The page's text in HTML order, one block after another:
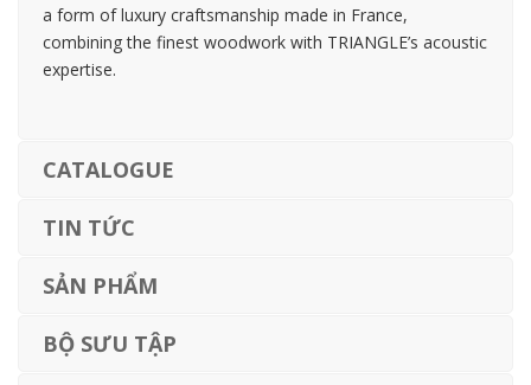
a form of luxury craftsmanship made in France,
combining the finest woodwork with TRIANGLE’s acoustic
expertise.
CATALOGUE
TIN TỨC
SẢN PHẨM
BỘ SƯU TẬP